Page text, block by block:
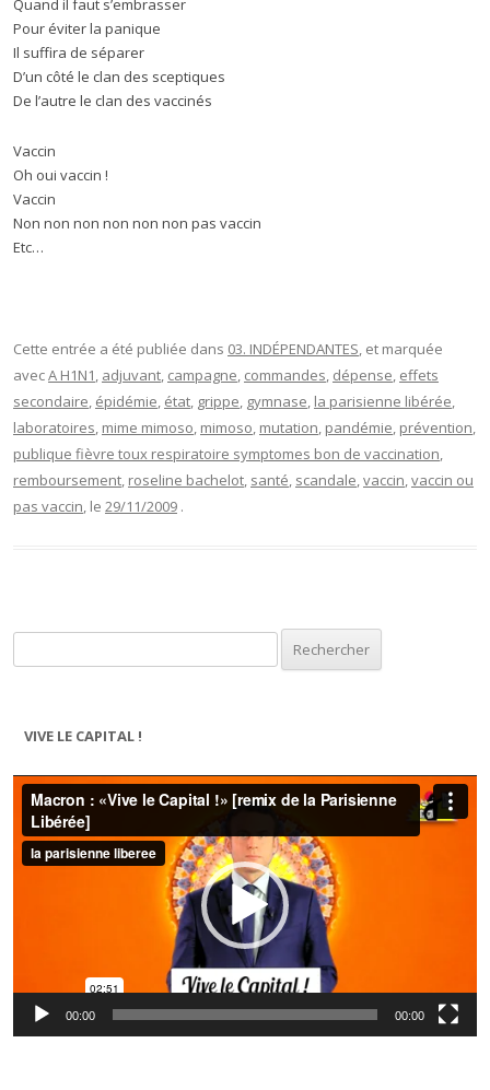
Quand il faut s’embrasser
Pour éviter la panique
Il suffira de séparer
D’un côté le clan des sceptiques
De l’autre le clan des vaccinés
Vaccin
Oh oui vaccin !
Vaccin
Non non non non non non pas vaccin
Etc…
Cette entrée a été publiée dans 03. INDÉPENDANTES, et marquée
avecA H1N1, adjuvant, campagne, commandes, dépense, effets
secondaire, épidémie, état, grippe, gymnase, la parisienne libérée,
laboratoires, mime mimoso, mimoso, mutation, pandémie, prévention,
publique fièvre toux respiratoire symptomes bon de vaccination,
remboursement, roseline bachelot, santé, scandale,vaccin,vaccin ou
pas vaccin, le 29/11/2009 .
VIVE LE CAPITAL !
Lecteur
vidéo
00:00 00:00